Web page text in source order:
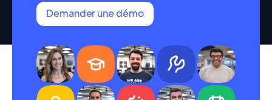
Demander une démo